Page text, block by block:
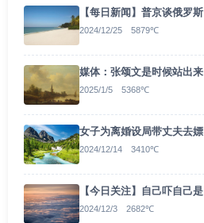
【每日新闻】普京谈俄罗斯
2024/12/25 5879℃
媒体：张颂文是时候站出来
2025/1/5 5368℃
女子为离婚设局带丈夫去嫖
2024/12/14 3410℃
【今日关注】自己吓自己是
2024/12/3 2682℃